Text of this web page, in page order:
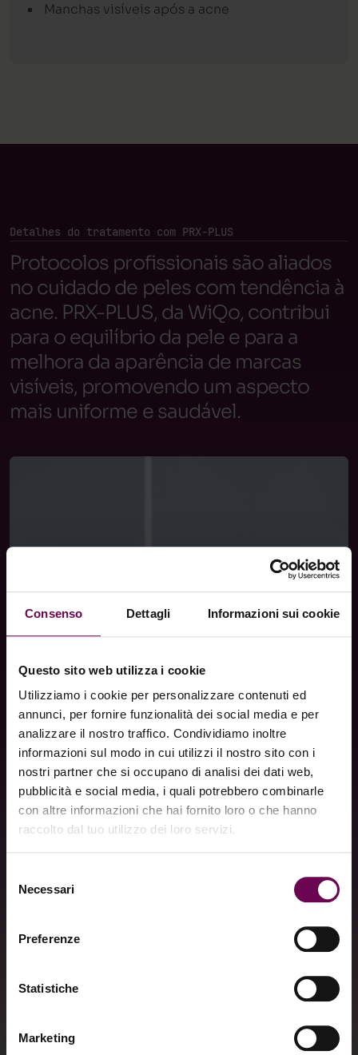
Consenso Dettagli Informazioni sui cookie
Questo sito web utilizza i cookie
Utilizziamo i cookie per personalizzare contenuti ed
annunci, per fornire funzionalità dei social media e per
analizzare il nostro traffico. Condividiamo inoltre
informazioni sul modo in cui utilizzi il nostro sito con i
nostri partner che si occupano di analisi dei dati web,
pubblicità e social media, i quali potrebbero combinarle
con altre informazioni che hai fornito loro o che hanno
raccolto dal tuo utilizzo dei loro servizi.
delNecessari
Preferenze
Statistiche
Marketing
Manchas visíveis após a acne
Detalhes do tratamento com PRX-PLUS
Protocolos profissionais são aliados
no cuidado de peles com tendência à
acne. PRX-PLUS, da WiQo, contribui
para o equilíbrio da pele e para a
melhora da aparência de marcas
visíveis, promovendo um aspecto
mais uniforme e saudável.
permitindo que você aproveite uma pele mais iluminada
durante o ano todo.
Para todos os tipos de pele
tendência à acne, o protocolo se adapta às diferentes
OPRX-PLUS oferece uma experiência revitalizante sem